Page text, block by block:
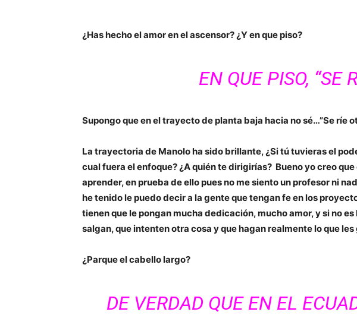
¿Has hecho el amor en el ascensor? ¿Y en que piso?
EN QUE PISO, “SE
Supongo que en el trayecto de planta baja hacia no sé…”Se ríe
La trayectoria de Manolo ha sido brillante, ¿Si tú tuvieras el
cual fuera el enfoque? ¿A quién te dirigirías? Bueno yo creo
aprender, en prueba de ello pues no me siento un profesor ni
he tenido le puedo decir a la gente que tengan fe en los
tienen que le pongan mucha dedicación, mucho amor, y si no
salgan, que intenten otra cosa y que hagan realmente lo que les
¿Parque el cabello largo?
DE VERDAD QUE EN EL